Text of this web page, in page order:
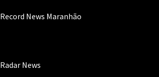
Record News Maranhão
Radar News